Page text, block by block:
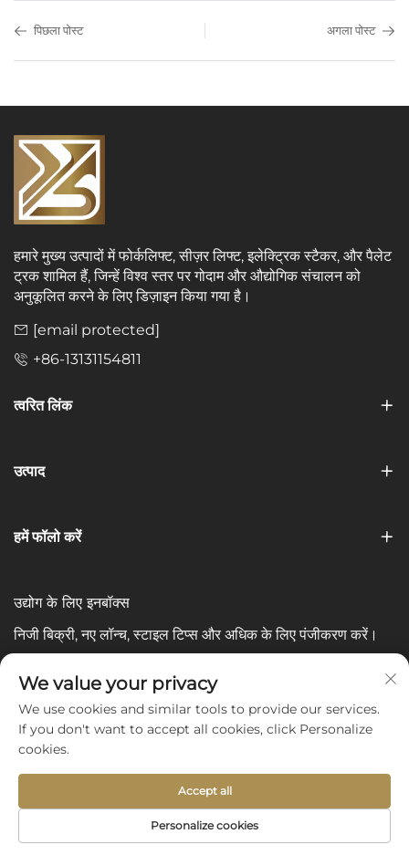
पिछला पोस्ट अगला पोस्ट
हमारे मुख्य उत्पादों में फोर्कलिफ्ट, सीज़र लिफ्ट, इलेक्ट्रिक स्टैकर, और पैलेट
ट्रक शामिल हैं, जिन्हें विश्व स्तर पर गोदाम और औद्योगिक संचालन को
अनुकूलित करने के लिए डिज़ाइन किया गया है।
[email protected]
+86-13131154811
त्वरित लिंक
उत्पाद
हमें फॉलो करें
उद्योग के लिए इनबॉक्स
निजी बिक्री, नए लॉन्च, स्टाइल टिप्स और अधिक के लिए पंजीकरण करें।
आपका ईमेल
Subscribe
Copyright © 2025 by Shijiazhuang Yishu Intelligence Tech
Co., Ltd. -गोपनीयता नीति
We value your privacy
We use cookies and similar tools to provide our services.
If you don't want to accept all cookies, click Personalize
cookies.
Personalize cookies
Accept all